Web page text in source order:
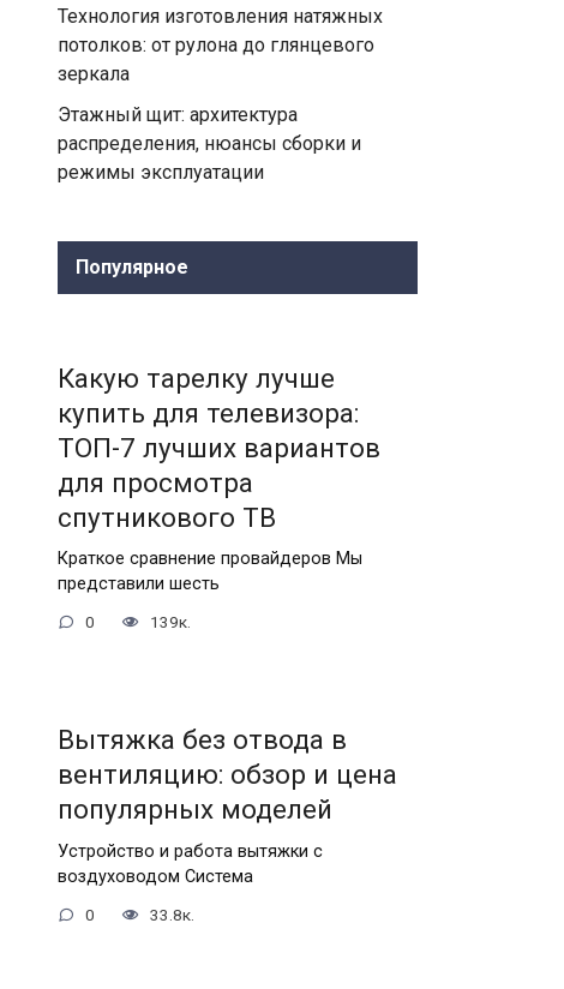
Технология изготовления натяжных
потолков: от рулона до глянцевого
зеркала
Этажный щит: архитектура
распределения, нюансы сборки и
режимы эксплуатации
Популярное
Какую тарелку лучше
купить для телевизора:
ТОП-7 лучших вариантов
для просмотра
спутникового ТВ
Краткое сравнение провайдеров Мы
представили шесть
0 139к.
Вытяжка без отвода в
вентиляцию: обзор и цена
популярных моделей
Устройство и работа вытяжки с
воздуховодом Система
0 33.8к.